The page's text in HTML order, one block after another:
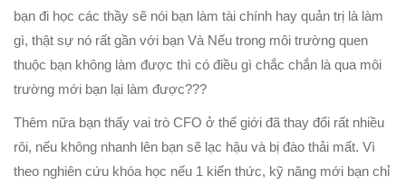
bạn đi học các thầy sẽ nói bạn làm tài chính hay quản trị là làm
gì, thật sự nó rất gần với bạn Và Nếu trong môi trường quen
thuộc bạn không làm được thì có điều gì chắc chắn là qua môi
trường mới bạn lại làm được???
Thêm nữa bạn thấy vai trò CFO ở thế giới đã thay đổi rất nhiều
rôi, nếu không nhanh lên bạn sẽ lạc hậu và bị đào thải mất. Vì
theo nghiên cứu khóa học nếu 1 kiến thức, kỹ năng mới bạn chỉ